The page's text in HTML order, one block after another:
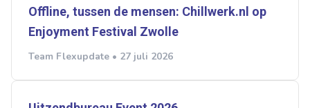
Offline, tussen de mensen: Chillwerk.nl op
Enjoyment Festival Zwolle
Team Flexupdate • 27 juli 2026